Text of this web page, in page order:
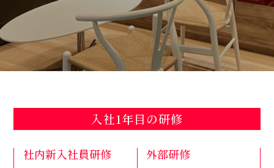
入社1年目の研修
社内新入社員研修 外部研修